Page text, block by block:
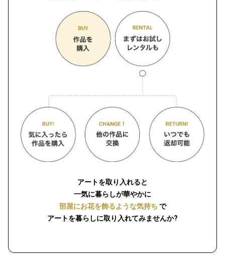
アートを取り入れると
一気に暮らしが華やかに
部屋にお花を飾るような気持ち で
アートを暮らしに取り入れてみませんか?